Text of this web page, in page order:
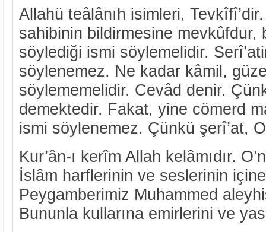
Allahü teâlânıh isimleri,
sahibinin bildirmesine mevkûfdur,
söylediği ismi söylemelidir.
söylenemez. Ne kadar kâmil,
söylememelidir. Cevâd denir.
demektedir. Fakat, yine cömerd
ismi söylenemez. Çünkü şerî’at,
Kur’ân-ı kerîm Allah kelâmıdır.
İslâm harflerinin ve seslerinin
Peygamberimiz Muhammed
Bununla kullarına emirlerini ve